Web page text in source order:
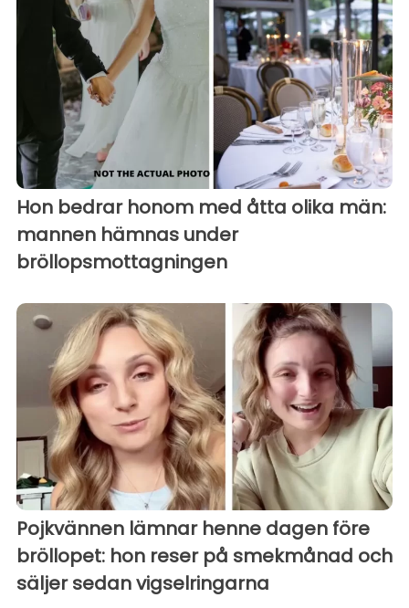
Hon bedrar honom med åtta olika män:
mannen hämnas under
bröllopsmottagningen
Pojkvännen lämnar henne dagen före
bröllopet: hon reser på smekmånad och
säljer sedan vigselringarna